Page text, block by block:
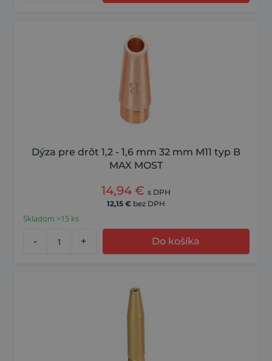
Dýza pre drôt 1,2 - 1,6 mm 32 mm M11 typ B
MAX MOST
14,94 € s DPH
12,15 € bez DPH
Skladom >15 ks
- + Do košíka